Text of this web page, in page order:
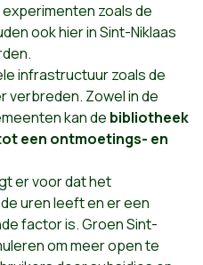
zoals de
ook hier in Sint-Niklaas
infrastructuur zoals de
verbreden. Zowel in de
kan de bibliotheek
een ontmoetings- en
er voor dat het
uren leeft en er een
factor is. Groen Sint-
om meer open te